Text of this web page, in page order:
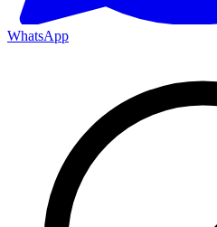
WhatsApp